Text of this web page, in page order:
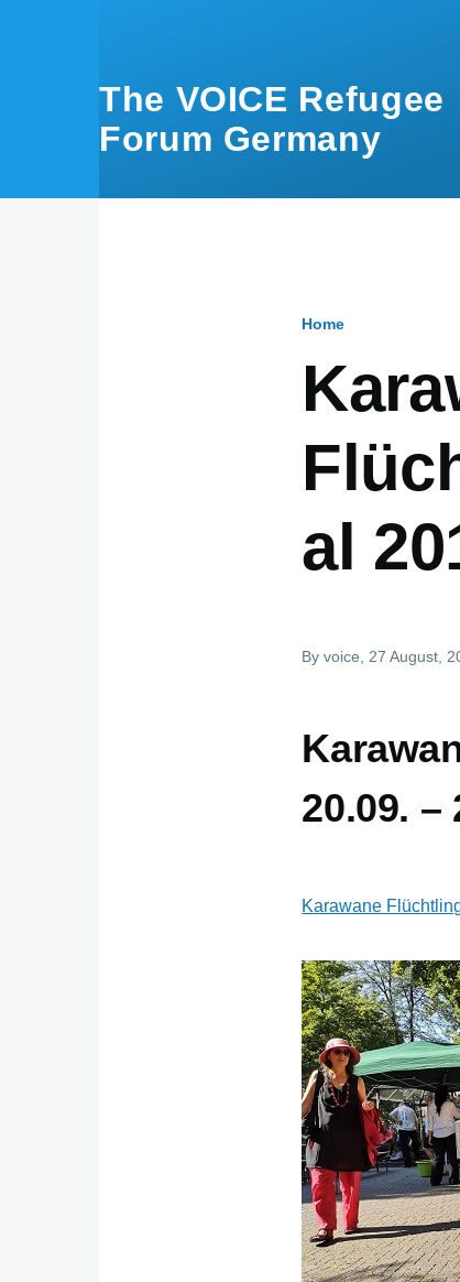
The VOICE Refugee
Forum Germany
Home
al
Byvoice , 27 August,
20.09. –
Karawane